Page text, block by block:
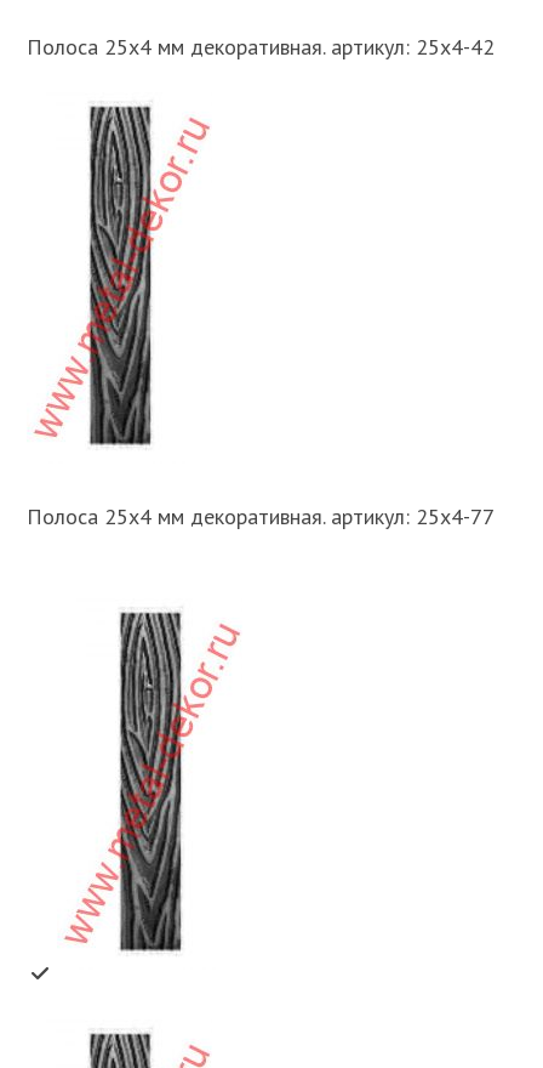
Полоса 25х4 мм декоративная. артикул: 25х4-42
Полоса 25х4 мм декоративная. артикул: 25х4-77